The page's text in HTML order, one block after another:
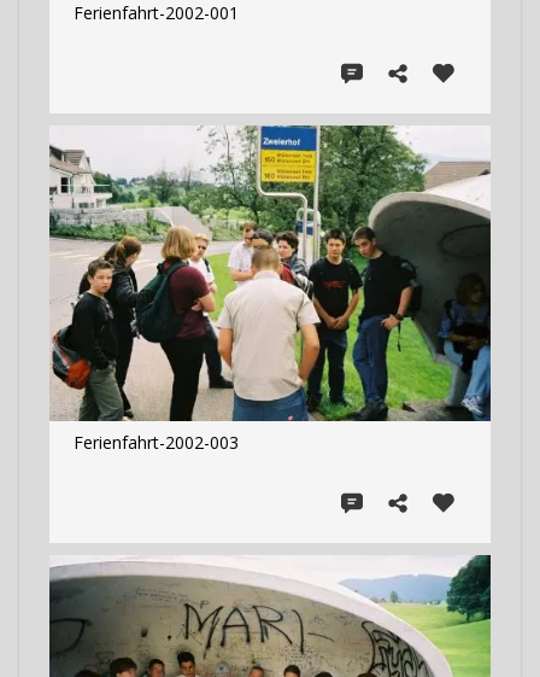
Ferienfahrt-2002-001
Ferienfahrt-2002-003